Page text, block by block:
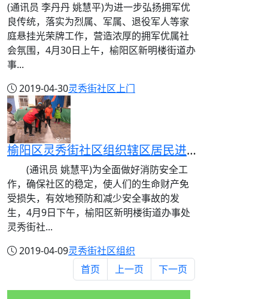
(通讯员 李丹丹 姚慧平)为进一步弘扬拥军优
良传统，落实为烈属、军属、退役军人等家
庭悬挂光荣牌工作，营造浓厚的拥军优属社
会氛围，4月30日上午，榆阳区新明楼街道办
事...
2019-04-30灵秀街社区上门
榆阳区灵秀街社区组织辖区居民进行灭火实战演练
(通讯员 姚慧平)为全面做好消防安全工
作，确保社区的稳定，使人们的生命财产免
受损失，有效地预防和减少安全事故的发
生，4月9日下午，榆阳区新明楼街道办事处
灵秀街社...
2019-04-09灵秀街社区组织
首页
上一页 下一页